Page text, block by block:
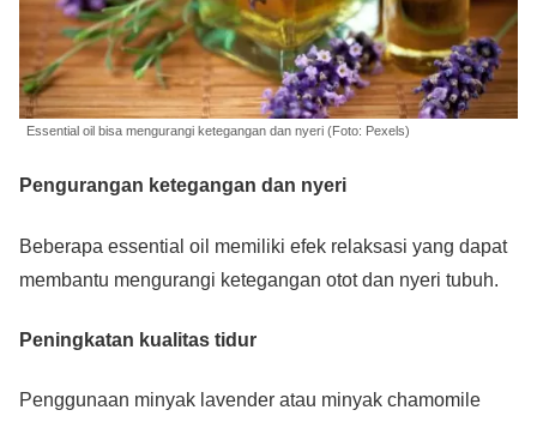
Essential oil bisa mengurangi ketegangan dan nyeri (Foto: Pexels)
Pengurangan ketegangan dan nyeri
Beberapa essential oil memiliki efek relaksasi yang dapat
membantu mengurangi ketegangan otot dan nyeri tubuh.
Peningkatan kualitas tidur
Penggunaan minyak lavender atau minyak chamomile